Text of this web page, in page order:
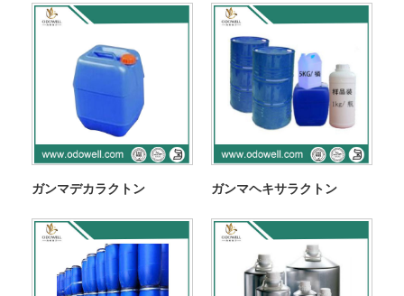
ガンマデカラクトン ガンマヘキサラクトン